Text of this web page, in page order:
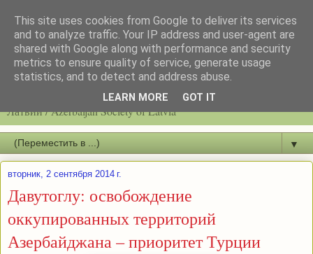
Latvijas azerbaidžāņu biedrību / Общество азербайджанцев
Латвии / Azerbaijan Society of Latvia
▼
вторник, 2 сентября 2014 г.
Давутоглу: освобождение
оккупированных территорий
Азербайджана – приоритет Турции
This site uses cookies from Google to deliver its services
and to analyze traffic. Your IP address and user-agent are
shared with Google along with performance and security
metrics to ensure quality of service, generate usage
statistics, and to detect and address abuse.
LEARN MORE GOT IT